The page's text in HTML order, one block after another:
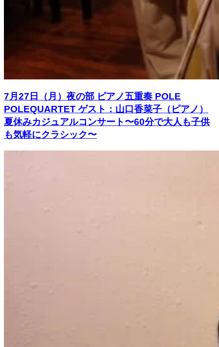
7月27日（月）夜の部 ピアノ五重奏 POLE
POLEQUARTET ゲスト：山口香菜子（ピアノ）
夏休みカジュアルコンサート〜60分で大人も子供
も気軽にクラシック〜